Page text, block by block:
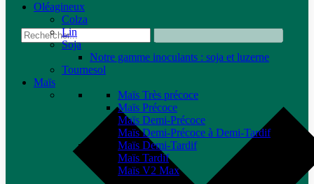
Oléagineux
Colza
Lin
Soja
Notre gamme inoculants : soja et luzerne
Tournesol
Maïs
Maïs Très précoce
Maïs Précoce
Maïs Demi-Précoce
Maïs Demi-Précoce à Demi-Tardif
Maïs Demi-Tardif
Maïs Tardif
Maïs V2 Max